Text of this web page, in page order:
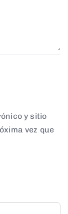
y sitio
vez que